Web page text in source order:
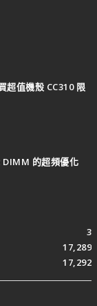
超值機殼 CC310 限
DIMM 的超頻優化
3
17,289
17,292